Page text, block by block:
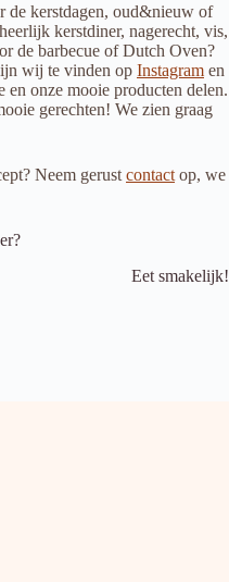
de kerstdagen, oud&nieuw of
kerstdiner, nagerecht, vis,
de barbecue of Dutch Oven?
wij te vinden op Instagram en
onze mooie producten delen.
gerechten! We zien graag
Neem gerust contact op, we
Eet smakelijk!